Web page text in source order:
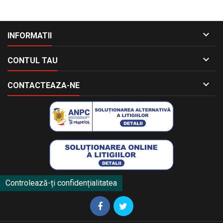
INFORMATII 
CONTUL TAU 
CONTACTEAZA-NE 
Controlează-ți confidențialitatea